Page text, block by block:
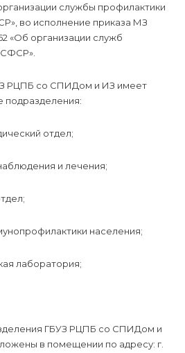
службы профилактики
во исполнение приказа МЗ
«Об организации служб
РЦПБ со СПИДом и ИЗ имеет
подразделения:
отдел;
и лечения;
населения;
лаборатория;
ГБУЗ РЦПБ со СПИДом и
в помещении по адресу: г.